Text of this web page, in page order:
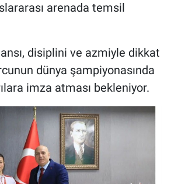
arenada temsil
disiplini ve azmiyle dikkat
dünya şampiyonasında
imza atması bekleniyor.